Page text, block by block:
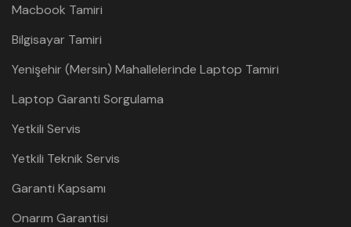
Macbook Tamiri
Bilgisayar Tamiri
Yenişehir (Mersin) Mahallelerinde Laptop Tamiri
Laptop Garanti Sorgulama
Yetkili Servis
Yetkili Teknik Servis
Garanti Kapsamı
Onarım Garantisi